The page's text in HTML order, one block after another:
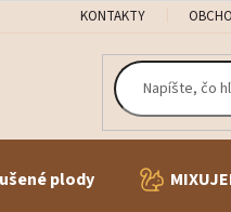
KONTAKTY
plody